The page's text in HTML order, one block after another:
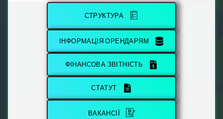
СТРУКТУРА
ІНФОРМАЦІЯ ОРЕНДАРЯМ
ФІНАНСОВА ЗВІТНІСТЬ
СТАТУТ
ВАКАНСІЇ